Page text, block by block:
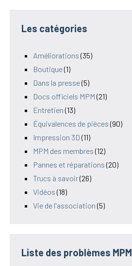
Les catégories
Améliorations(35)
Boutique(1)
Dans la presse(5)
Docs officiels MPM(21)
Entretien(13)
Équivalences de pièces(90)
Impression 3D(11)
MPM des membres(12)
Pannes et réparations(20)
Trucs à savoir(26)
Vidéos(18)
Vie de l'association(5)
Liste des problèmes MPM